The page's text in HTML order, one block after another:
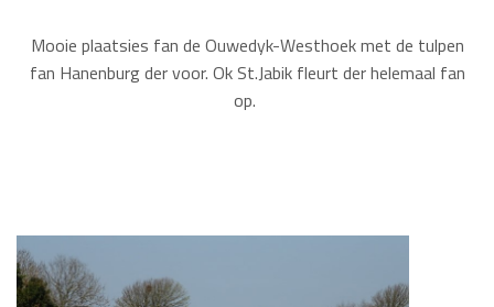
Mooie plaatsies fan de Ouwedyk-Westhoek met de tulpen
fan Hanenburg der voor. Ok St.Jabik fleurt der helemaal fan
op.